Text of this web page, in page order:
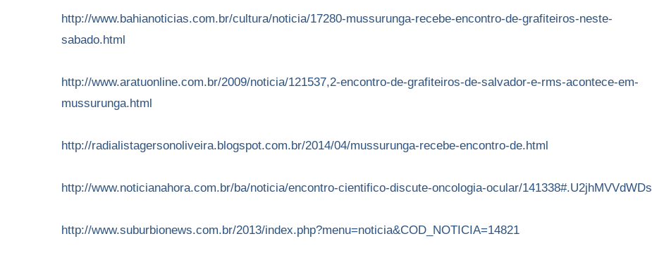
http://www.bahianoticias.com.br/cultura/noticia/17280-mussurunga-recebe-encontro-de-grafiteiros-neste-
sabado.html
http://www.aratuonline.com.br/2009/noticia/121537,2-encontro-de-grafiteiros-de-salvador-e-rms-acontece-em-
mussurunga.html
http://radialistagersonoliveira.blogspot.com.br/2014/04/mussurunga-recebe-encontro-de.html
http://www.noticianahora.com.br/ba/noticia/encontro-cientifico-discute-oncologia-ocular/141338#.U2jhMVVdWDs
http://www.suburbionews.com.br/2013/index.php?menu=noticia&COD_NOTICIA=14821